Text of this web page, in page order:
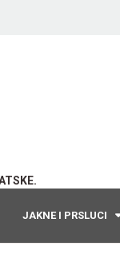
JAKNE I PRSLUCI